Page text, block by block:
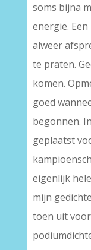
soms bijna
energie.
alweer
te praten.
komen.
goed
begonnen.
geplaatst
eigenlijk
mijn
toen uit